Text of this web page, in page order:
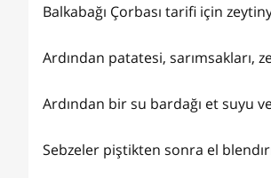
Balkabağı Çorbası tarifi için
Ardından patatesi, sarımsakları,
Ardından bir su bardağı et suyu
Sebzeler piştikten sonra el